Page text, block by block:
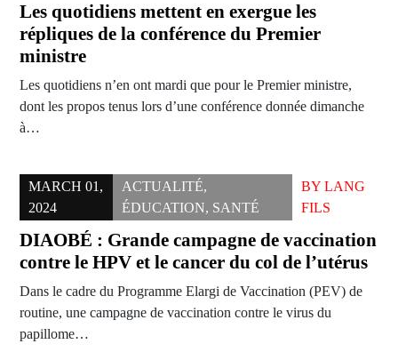
Les quotidiens mettent en exergue les
répliques de la conférence du Premier
ministre
Les quotidiens n’en ont mardi que pour le Premier ministre,
dont les propos tenus lors d’une conférence donnée dimanche
à…
MARCH 01,
2024
ACTUALITÉ,
ÉDUCATION, SANTÉ
BY LANG
FILS
DIAOBÉ : Grande campagne de vaccination
contre le HPV et le cancer du col de l’utérus
Dans le cadre du Programme Elargi de Vaccination (PEV) de
routine, une campagne de vaccination contre le virus du
papillome…